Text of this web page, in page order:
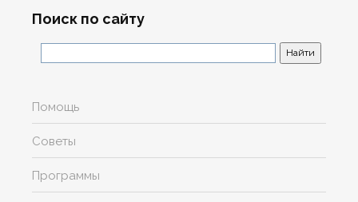
Поиск по сайту
Помощь
Советы
Программы